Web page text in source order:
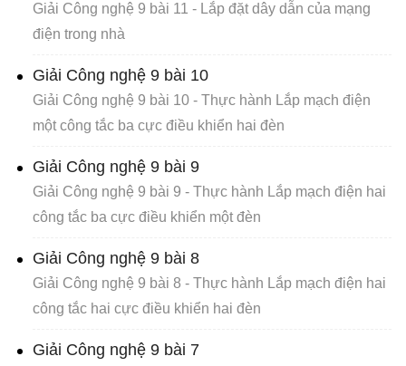
Giải Công nghệ 9 bài 11 - Lắp đặt dây dẫn của mạng
điện trong nhà
Giải Công nghệ 9 bài 10
Giải Công nghệ 9 bài 10 - Thực hành Lắp mạch điện
một công tắc ba cực điều khiển hai đèn
Giải Công nghệ 9 bài 9
Giải Công nghệ 9 bài 9 - Thực hành Lắp mạch điện hai
công tắc ba cực điều khiển một đèn
Giải Công nghệ 9 bài 8
Giải Công nghệ 9 bài 8 - Thực hành Lắp mạch điện hai
công tắc hai cực điều khiển hai đèn
Giải Công nghệ 9 bài 7